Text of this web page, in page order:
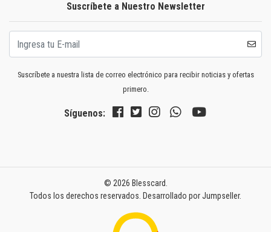
Suscríbete a Nuestro Newsletter
Suscríbete a nuestra lista de correo electrónico para recibir noticias y ofertas
primero.
Síguenos:
© 2026 Blesscard.
Todos los derechos reservados. Desarrollado por Jumpseller.